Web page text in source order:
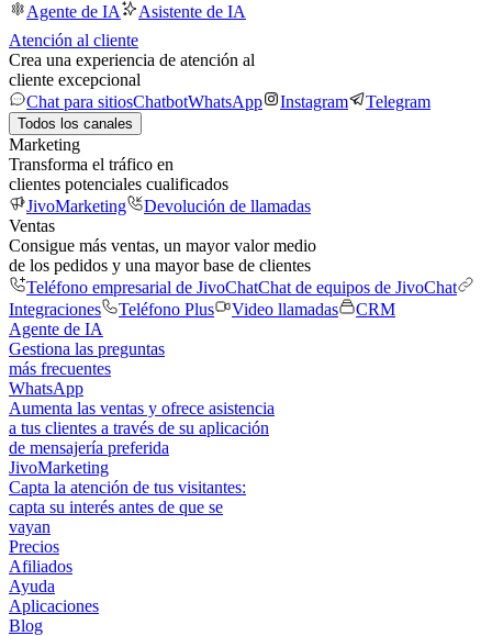
Agente de IA
Asistente de IA
Atención al cliente
Crea una experiencia de atención al
cliente excepcional
Chat para sitiosChatbotWhatsApp Instagram Telegram
Todos los canales
Marketing
Transforma el tráfico en
clientes potenciales cualificados
JivoMarketing
Devolución de llamadas
Ventas
Consigue más ventas, un mayor valor medio
de los pedidos y una mayor base de clientes
Teléfono empresarial de JivoChatChat de equipos de JivoChat
Integraciones
Teléfono Plus Video llamadas
CRM
Agente de IA
Gestiona las preguntas
más frecuentes
WhatsApp
Aumenta las ventas y ofrece asistencia
a tus clientes a través de su aplicación
de mensajería preferida
JivoMarketing
Capta la atención de tus visitantes:
capta su interés antes de que se
vayan
Precios
Afiliados
Ayuda
Aplicaciones
Blog